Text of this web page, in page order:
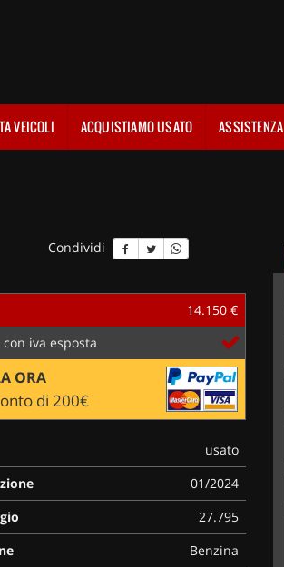
VEICOLI ACQUISTIAMO USATO ASSISTENZA
Condividi
14.150 €
iva esposta
ORA
di 200€
usato
01/2024
27.795
Benzina